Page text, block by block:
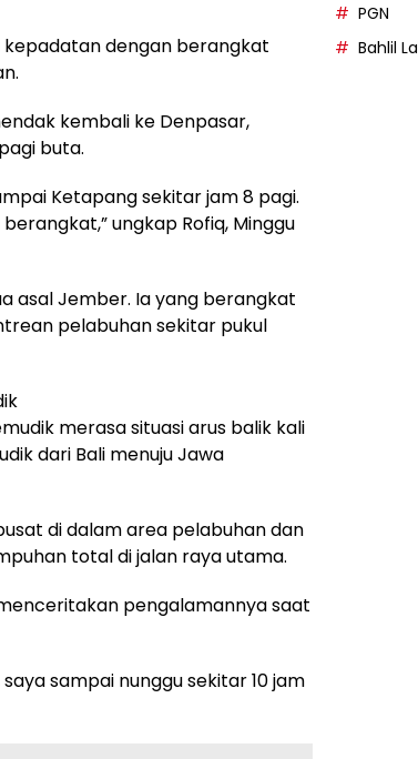
kepadatan dengan berangkat
kembali ke Denpasar,
buta.
Ketapang sekitar jam 8 pagi.
ungkap Rofiq, Minggu
asal Jember. Ia yang berangkat
pelabuhan sekitar pukul
merasa situasi arus balik kali
dari Bali menuju Jawa
di dalam area pelabuhan dan
total di jalan raya utama.
pengalamannya saat
sampai nunggu sekitar 10 jam
PGN
Bahlil